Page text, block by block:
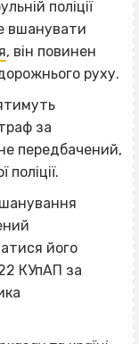
поліції
вшанувати
, він повинен
руху.
за
передбачений,
його
КУпАП за